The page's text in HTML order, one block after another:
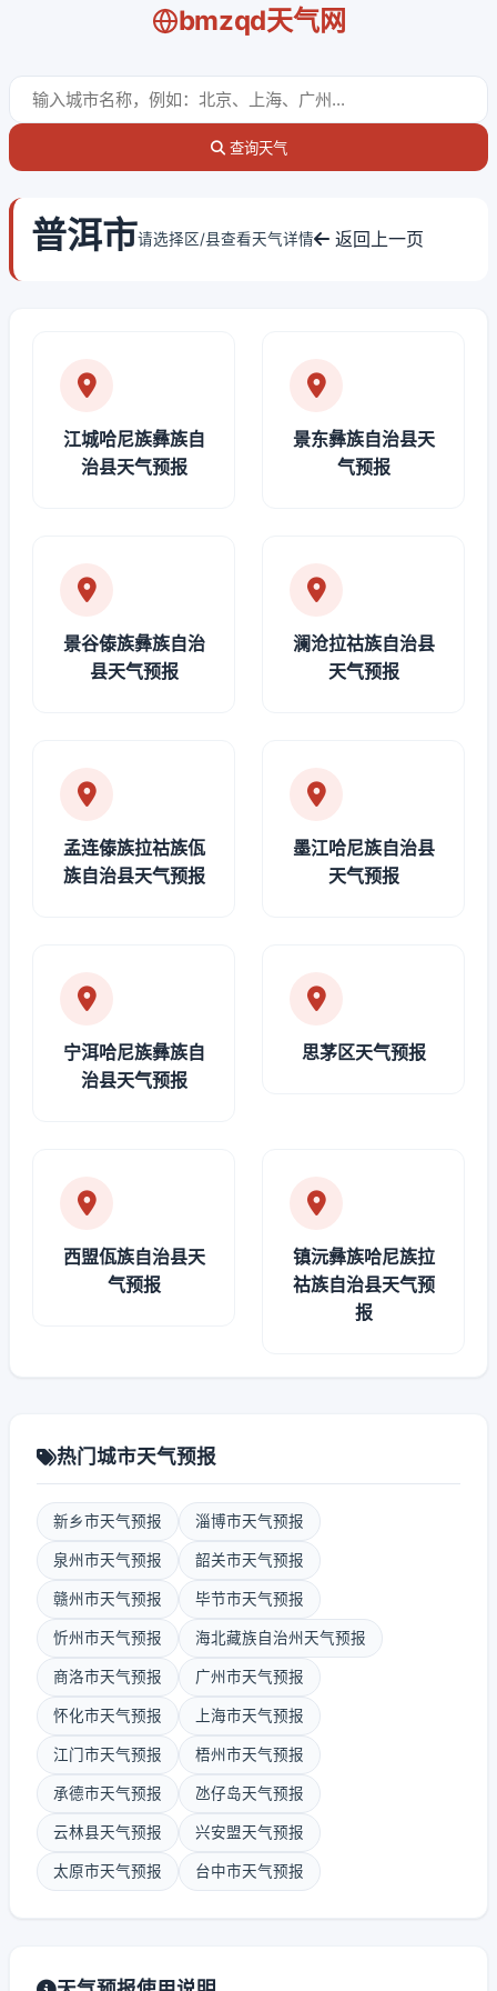
bmzqd天气网
查询天气
普洱市请选择区/县查看天气详情 返回上一页
江城哈尼族彝族自
治县天气预报
景东彝族自治县天
气预报
景谷傣族彝族自治
县天气预报
澜沧拉祜族自治县
天气预报
孟连傣族拉祜族佤
族自治县天气预报
墨江哈尼族自治县
天气预报
宁洱哈尼族彝族自
治县天气预报
思茅区天气预报
西盟佤族自治县天
气预报
镇沅彝族哈尼族拉
祜族自治县天气预
报
热门城市天气预报
新乡市天气预报 淄博市天气预报
泉州市天气预报 韶关市天气预报
赣州市天气预报 毕节市天气预报
忻州市天气预报 海北藏族自治州天气预报
商洛市天气预报 广州市天气预报
怀化市天气预报 上海市天气预报
江门市天气预报 梧州市天气预报
承德市天气预报 氹仔岛天气预报
云林县天气预报 兴安盟天气预报
太原市天气预报 台中市天气预报